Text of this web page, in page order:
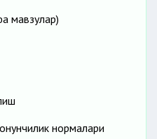
мавзулар)
нормалари